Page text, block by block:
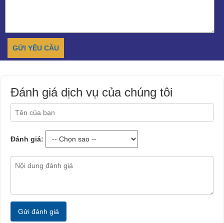
Đánh giá dịch vụ của chúng tôi
Đánh giá:
Gửi đánh giá